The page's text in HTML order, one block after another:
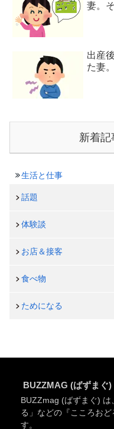
妻。
出産
た妻
新着記
生活と仕事
話題
体験談
お店＆接客
食べ物
ためになる
BUZZMAG (ばずまぐ
BUZZmag (ばずまぐ)
る」などの『こころお
す。